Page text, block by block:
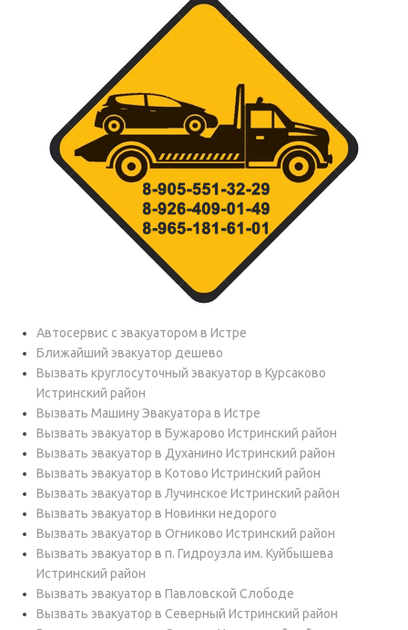
Автосервис с эвакуатором в Истре
Ближайший эвакуатор дешево
Вызвать круглосуточный эвакуатор в Курсаково
Истринский район
Вызвать Машину Эвакуатора в Истре
Вызвать эвакуатор в Бужарово Истринский район
Вызвать эвакуатор в Духанино Истринский район
Вызвать эвакуатор в Котово Истринский район
Вызвать эвакуатор в Лучинское Истринский район
Вызвать эвакуатор в Новинки недорого
Вызвать эвакуатор в Огниково Истринский район
Вызвать эвакуатор в п. Гидроузла им. Куйбышева
Истринский район
Вызвать эвакуатор в Павловской Слободе
Вызвать эвакуатор в Северный Истринский район